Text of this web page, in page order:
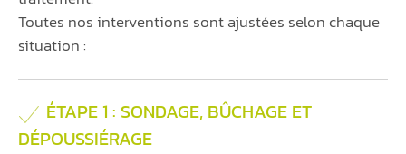
Toutes nos interventions sont ajustées selon chaque
situation :
ÉTAPE 1 : SONDAGE, BÛCHAGE ET
DÉPOUSSIÉRAGE